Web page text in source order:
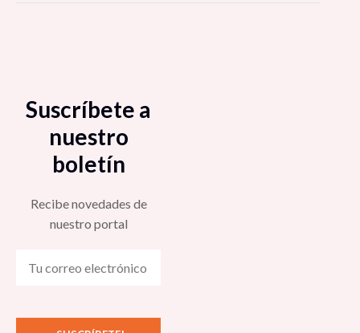
Suscríbete a
nuestro
boletín
Recibe novedades de
nuestro portal